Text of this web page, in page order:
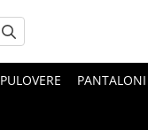
PULOVERE PANTALONI